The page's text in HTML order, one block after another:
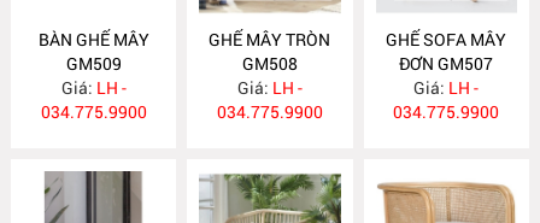
BÀN GHẾ MÂY
GM509
Giá: LH -
034.775.9900
GHẾ MÂY TRÒN
GM508
Giá: LH -
034.775.9900
GHẾ SOFA MÂY
ĐƠN GM507
Giá: LH -
034.775.9900